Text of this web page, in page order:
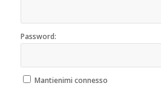
Password:
Mantienimi connesso